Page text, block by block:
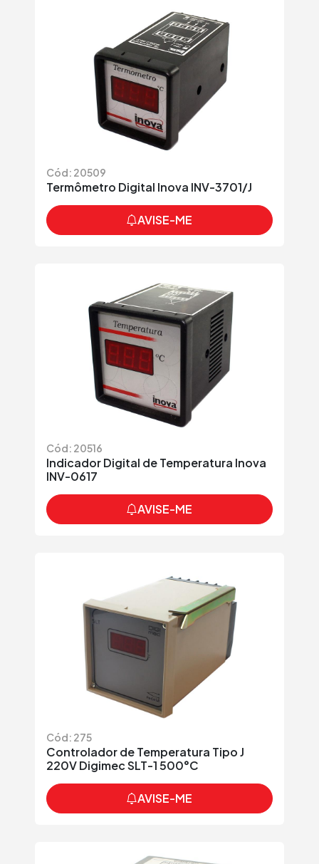
Cód: 20509
Termômetro Digital Inova INV-3701/J
AVISE-ME
Cód: 20516
Indicador Digital de Temperatura Inova
INV-0617
AVISE-ME
Cód: 275
Controlador de Temperatura Tipo J
220V Digimec SLT-1 500°C
AVISE-ME